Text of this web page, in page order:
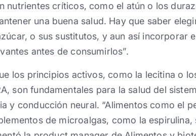
nutrientes críticos, como el atún o los
una buena salud. Hay que saber
o sus sustitutos, y aun así incorporar
antes de consumirlos”.
los principios activos, como la lecitina o
son fundamentales para la salud del
y conducción neural. “Alimentos como el
de microalgas, como la espirulina,